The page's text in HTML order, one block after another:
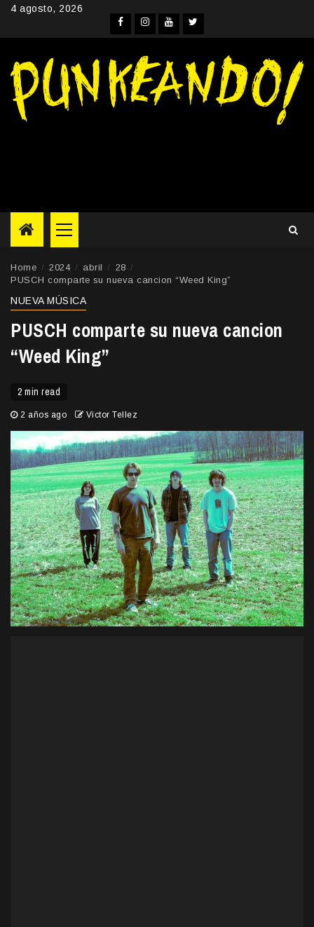
Skip4 agosto, 2026
Facebook
Instagram
YouTube
Twitter
Primary
Menu
Home 2024 abril
28
PUSCH comparte su nueva cancion “Weed King”
NUEVA MÚSICA
PUSCH comparte su nueva cancion
“Weed King”
2 min read
2 años ago Victor Tellez